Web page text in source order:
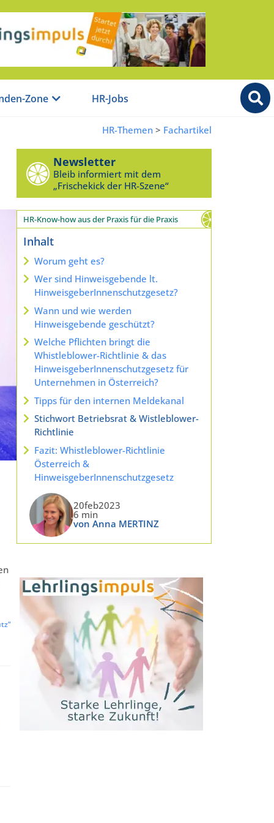
Zone HR-Jobs
HR-Themen > Fachartikel
Newsletter
Bleib informiert mit dem
„Frischekick der HR-Szene“
HR-Know-how aus der Praxis für die Praxis
Inhalt
Worum geht es?
Wer sind Hinweisgebende lt.
HinweisgeberInnenschutzgesetz?
Wann und wie werden
Hinweisgebende geschützt?
Welche Pflichten bringt die
Whistleblower-Richtlinie & das
HinweisgeberInnenschutzgesetz für
Unternehmen in Österreich?
Tipps für den internen Meldekanal
Stichwort Betriebsrat & Wistleblower-
Richtlinie
Fazit: Whistleblower-Richtlinie
Österreich &
HinweisgeberInnenschutzgesetz
20feb2023
6 min
von Anna MERTINZ